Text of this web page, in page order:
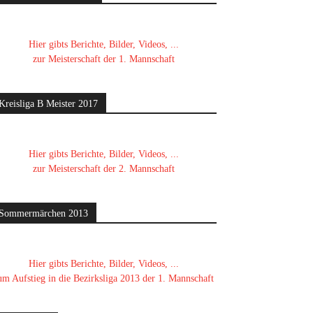
Hier gibts Berichte, Bilder, Videos, ...
zur Meisterschaft der 1. Mannschaft
B Meister 2017
Hier gibts Berichte, Bilder, Videos, ...
zur Meisterschaft der 2. Mannschaft
2013
Hier gibts Berichte, Bilder, Videos, ...
Aufstieg in die Bezirksliga 2013 der 1. Mannschaft